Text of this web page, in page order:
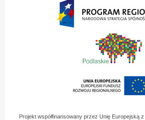
Projekt współfinansowany przez Unię Europejską